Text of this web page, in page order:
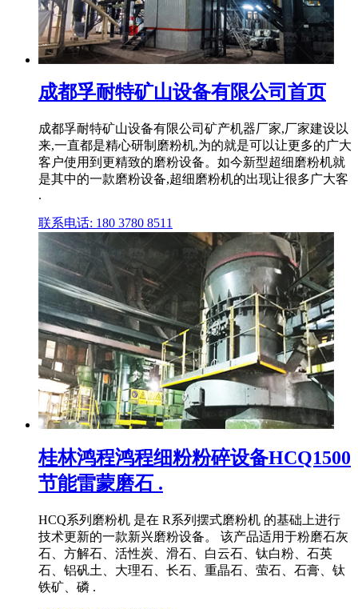
成都孚耐特矿山设备有限公司首页
成都孚耐特矿山设备有限公司矿产机器厂家,厂家建设以
来,一直都是精心研制磨粉机,为的就是可以让更多的广大
客户使用到更精致的磨粉设备。如今新型超细磨粉机就
是其中的一款磨粉设备,超细磨粉机的出现让很多广大客
.
联系电话: 180 3780 8511
桂林鸿程鸿程细粉粉碎设备HCQ1500
节能雷蒙磨石 .
HCQ系列磨粉机 是在 R系列摆式磨粉机 的基础上进行
技术更新的一款新兴磨粉设备。 该产品适用于粉磨石灰
石、方解石、活性炭、滑石、白云石、钛白粉、石英
石、铝矾土、大理石、长石、重晶石、萤石、石膏、钛
铁矿、磷 .